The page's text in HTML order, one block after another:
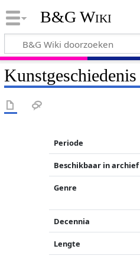
B&G Wiki
Kunstgeschiedenis
Periode
Beschikbaar in archief
Genre
Decennia
Lengte